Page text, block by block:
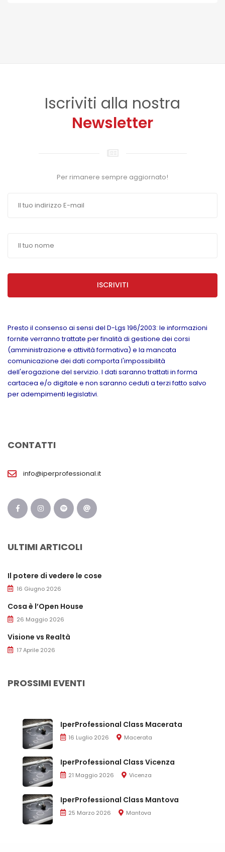
Iscriviti alla nostra
Newsletter
Per rimanere sempre aggiornato!
ISCRIVITI
Presto il consenso ai sensi del D-Lgs 196/2003: le informazioni
fornite verranno trattate per finalità di gestione dei corsi
(amministrazione e attività formativa) e la mancata
comunicazione dei dati comporta l'impossibilità
dell'erogazione del servizio. I dati saranno trattati in forma
cartacea e/o digitale e non saranno ceduti a terzi fatto salvo
per adempimenti legislativi.
CONTATTI
info@iperprofessional.it
ULTIMI ARTICOLI
Il potere di vedere le cose
16 Giugno 2026
Cosa è l’Open House
26 Maggio 2026
Visione vs Realtà
17 Aprile 2026
PROSSIMI EVENTI
IperProfessional Class Macerata
16 Luglio 2026 Macerata
IperProfessional Class Vicenza
21 Maggio 2026 Vicenza
IperProfessional Class Mantova
25 Marzo 2026 Mantova